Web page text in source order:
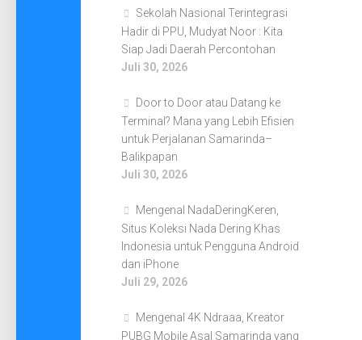
Sekolah Nasional Terintegrasi
Hadir di PPU, Mudyat Noor : Kita
Siap Jadi Daerah Percontohan
Juli 30, 2026
Door to Door atau Datang ke
Terminal? Mana yang Lebih Efisien
untuk Perjalanan Samarinda–
Balikpapan
Juli 30, 2026
Mengenal NadaDeringKeren,
Situs Koleksi Nada Dering Khas
Indonesia untuk Pengguna Android
dan iPhone
Juli 29, 2026
Mengenal 4K Ndraaa, Kreator
PUBG Mobile Asal Samarinda yang